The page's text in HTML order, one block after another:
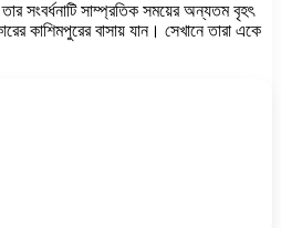
সংবর্ধনাটি সাম্প্রতিক সময়ের অন্যতম বৃহৎ
কাশিমপুরের বাসায় যান। সেখানে তারা একে